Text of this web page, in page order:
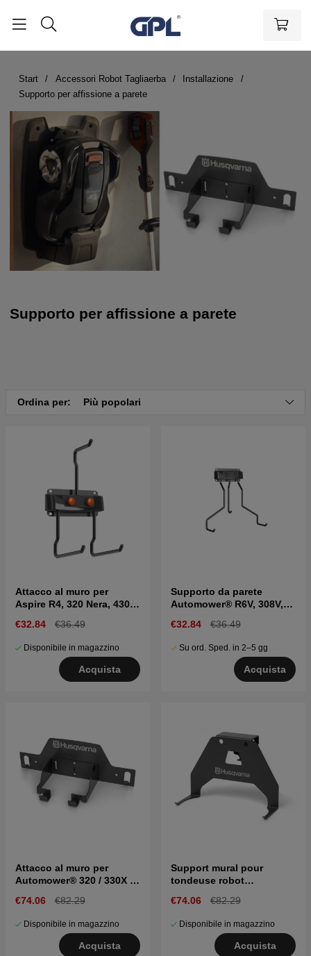
Start Accessori Robot Tagliaerba
Installazione
Supporto per affissione a parete
Supporto per affissione a parete
Ordina per: Più popolari
Attacco al muro per
Aspire R4, 320 Nera, 430X
€32.84 €36.49
Disponibile in magazzino
Acquista
Supporto da parete
Automower® R6V, 308V,
€32.84 €36.49
Su ord. Sped. in 2–5 gg
Acquista
Attacco al muro per
Automower® 320 / 330X /
€74.06 €82.29
Disponibile in magazzino
Acquista
Support mural pour
tondeuse robot
305 / 405X / 415X / 310
€74.06 €82.29
Disponibile in magazzino
Acquista